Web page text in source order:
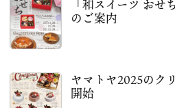
「和スイーツ お
のご案内
ヤマトヤ2025のク
開始